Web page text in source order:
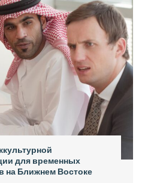
для временных
на Ближнем Востоке